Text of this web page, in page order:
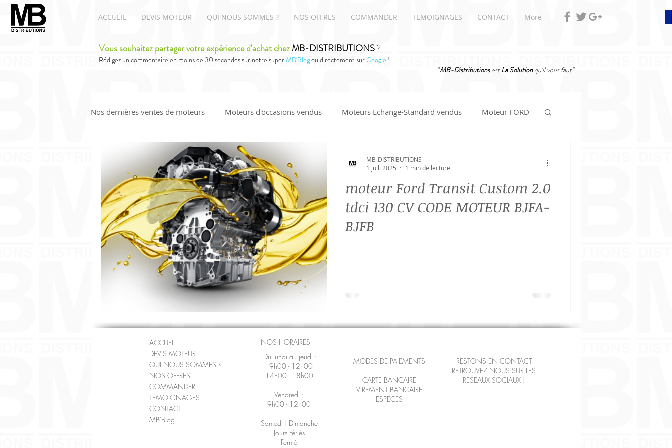
ACCUEIL DEVIS MOTEUR QUI NOUS SOMMES ? NOS OFFRES COMMANDER TEMOIGNAGES CONTACT More
Vous souhaitez partager votre expérience d'achat chezMB-DISTRIBUTIONS?
Rédigez un commentaire en moins de 30 secondes sur notre superMB'Blogou directement surGoogle !
"MB-DistributionsestLa Solutionqu'il vous faut"
Nos dernières ventes de moteurs Moteurs d'occasions vendus Moteurs Echange-Standard vendus Moteur FORD
Moteur AUDI
moteur Ford Transit Custom 2.0
tdci 130 CV CODE MOTEUR BJFA-
BJFB
MB-DISTRIBUTIONS
1 juil. 2025
1 min de lecture
ACCUEIL
DEVIS MOTEUR
QUI NOUS SOMMES ?
NOS OFFRES
COMMANDER
TEMOIGNAGES
CONTACT
MB'Blog
NOS HORAIRES
Du lundi au jeudi :
9h00 - 12h00
14h00 - 18h00
Vendredi :
9h00 - 12h00
Samedi | Dimanche
Jours Fériés
Fermé
MODES DE PAIEMENTS
CARTE BANCAIRE
VIREMENT BANCAIRE
ESPECES
RESTONS EN CONTACT
RETROUVEZ NOUS SUR LES
RESEAUX SOCIAUX !